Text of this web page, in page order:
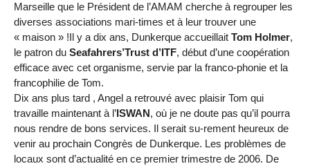
Marseille que le Président de l’AMAM cherche à regrouper les
diverses associations mari-times et à leur trouver une
« maison » !Il y a dix ans, Dunkerque accueillait Tom Holmer,
le patron du Seafahrers’Trust d’ITF, début d’une coopération
efficace avec cet organisme, servie par la franco-phonie et la
francophilie de Tom.
Dix ans plus tard , Angel a retrouvé avec plaisir Tom qui
travaille maintenant à l’ISWAN, où je ne doute pas qu’il pourra
nous rendre de bons services. Il serait su-rement heureux de
venir au prochain Congrès de Dunkerque. Les problèmes de
locaux sont d’actualité en ce premier trimestre de 2006. De